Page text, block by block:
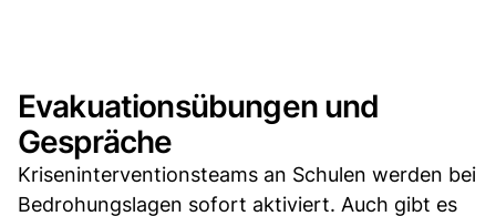
Evakuationsübungen und
Gespräche
Kriseninterventionsteams an Schulen werden bei
Bedrohungslagen sofort aktiviert. Auch gibt es